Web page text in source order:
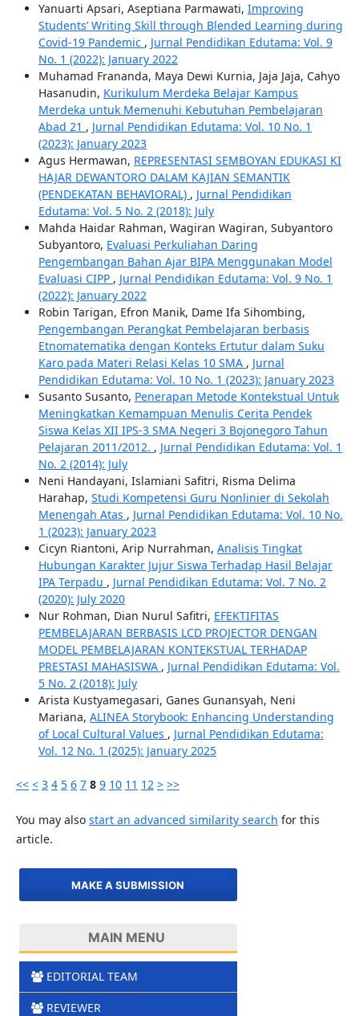
Yanuarti Apsari, Aseptiana Parmawati, Improving
Students’ Writing Skill through Blended Learning during
Covid-19 Pandemic , Jurnal Pendidikan Edutama: Vol. 9
No. 1 (2022): January 2022
Muhamad Frananda, Maya Dewi Kurnia, Jaja Jaja, Cahyo
Hasanudin, Kurikulum Merdeka Belajar Kampus
Merdeka untuk Memenuhi Kebutuhan Pembelajaran
Abad 21 , Jurnal Pendidikan Edutama: Vol. 10 No. 1
(2023): January 2023
Agus Hermawan, REPRESENTASI SEMBOYAN EDUKASI KI
HAJAR DEWANTORO DALAM KAJIAN SEMANTIK
(PENDEKATAN BEHAVIORAL) , Jurnal Pendidikan
Edutama: Vol. 5 No. 2 (2018): July
Mahda Haidar Rahman, Wagiran Wagiran, Subyantoro
Subyantoro, Evaluasi Perkuliahan Daring
Pengembangan Bahan Ajar BIPA Menggunakan Model
Evaluasi CIPP , Jurnal Pendidikan Edutama: Vol. 9 No. 1
(2022): January 2022
Robin Tarigan, Efron Manik, Dame Ifa Sihombing,
Pengembangan Perangkat Pembelajaran berbasis
Etnomatematika dengan Konteks Ertutur dalam Suku
Karo pada Materi Relasi Kelas 10 SMA , Jurnal
Pendidikan Edutama: Vol. 10 No. 1 (2023): January 2023
Susanto Susanto, Penerapan Metode Kontekstual Untuk
Meningkatkan Kemampuan Menulis Cerita Pendek
Siswa Kelas XII IPS-3 SMA Negeri 3 Bojonegoro Tahun
Pelajaran 2011/2012. , Jurnal Pendidikan Edutama: Vol. 1
No. 2 (2014): July
Neni Handayani, Islamiani Safitri, Risma Delima
Harahap, Studi Kompetensi Guru Nonlinier di Sekolah
Menengah Atas , Jurnal Pendidikan Edutama: Vol. 10 No.
1 (2023): January 2023
Cicyn Riantoni, Arip Nurrahman, Analisis Tingkat
Hubungan Karakter Jujur Siswa Terhadap Hasil Belajar
IPA Terpadu , Jurnal Pendidikan Edutama: Vol. 7 No. 2
(2020): July 2020
Nur Rohman, Dian Nurul Safitri, EFEKTIFITAS
PEMBELAJARAN BERBASIS LCD PROJECTOR DENGAN
MODEL PEMBELAJARAN KONTEKSTUAL TERHADAP
PRESTASI MAHASISWA , Jurnal Pendidikan Edutama: Vol.
5 No. 2 (2018): July
Arista Kustyamegasari, Ganes Gunansyah, Neni
Mariana, ALINEA Storybook: Enhancing Understanding
of Local Cultural Values , Jurnal Pendidikan Edutama:
Vol. 12 No. 1 (2025): January 2025
<< < 3 4 5 6 7 8 9 10 11 12 > >>
You may also start an advanced similarity search for this
article.
MAKE A SUBMISSION
MAIN MENU
EDITORIAL TEAM
REVIEWER